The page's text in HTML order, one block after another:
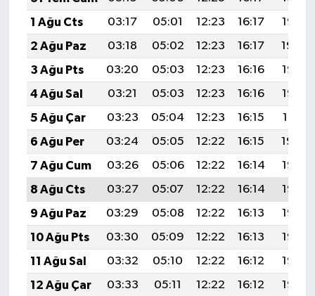
1 Ağu Cts
03:17 05:01 12:23 16:17
19:35
2 Ağu Paz
03:18 05:02 12:23 16:17
19:34
3 Ağu Pts
03:20 05:03 12:23 16:16
19:33
4 Ağu Sal
03:21 05:03 12:23 16:16
19:32
5 Ağu Çar
03:23 05:04 12:23 16:15
19:31
6 Ağu Per
03:24 05:05 12:22 16:15
19:30
7 Ağu Cum
03:26 05:06 12:22 16:14
19:28
8 Ağu Cts
03:27 05:07 12:22 16:14
19:27
9 Ağu Paz
03:29 05:08 12:22 16:13
19:26
10 Ağu Pts
03:30 05:09 12:22 16:13
19:25
11 Ağu Sal
03:32 05:10 12:22 16:12
19:23
12 Ağu Çar
03:33 05:11 12:22 16:12
19:22